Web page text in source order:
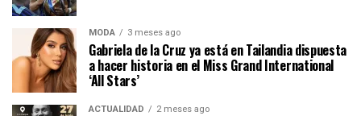
MODA 3 meses ago
Gabriela de la Cruz ya está en Tailandia dispuesta
a hacer historia en el Miss Grand International
‘All Stars’
ACTUALIDAD 2 meses ago